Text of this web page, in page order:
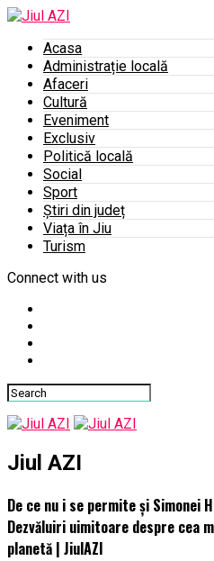
Acasa
Administrație locală
Afaceri
Cultură
Eveniment
Exclusiv
Politică locală
Social
Sport
Știri din județ
Viața în Jiu
Turism
Connect with us
Jiul AZI
De ce nu i se permite și Simonei
Dezvăluiri uimitoare despre cea
planetă | JiulAZI